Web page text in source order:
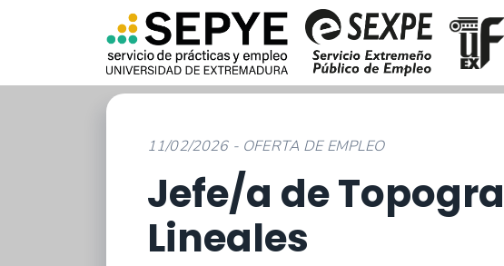
11/02/2026 - OFERTA DE EMPLEO
Jefe/a de
Lineales